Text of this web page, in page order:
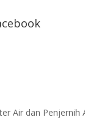
Air dan Penjernih